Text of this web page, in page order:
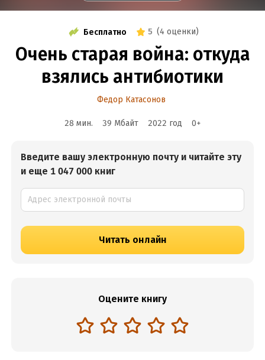
Бесплатно 5 (4 оценки)
Очень старая война: откуда
взялись антибиотики
Федор Катасонов
28 мин. 39 Мбайт 2022 год 0+
Введите вашу электронную почту и читайте эту
и еще 1 047 000 книг
Читать онлайн
Оцените книгу